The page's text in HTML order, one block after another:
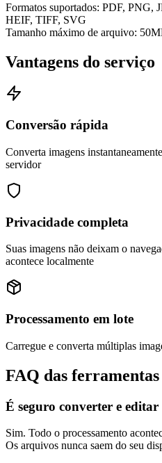
Formatos suportados: PDF, PNG,
HEIF, TIFF, SVG
Tamanho máximo de arquivo:
Vantagens do serviço
Conversão rápida
Converta imagens
servidor
Privacidade completa
Suas imagens não deixam o
acontece localmente
Processamento em lote
Carregue e converta múltiplas
FAQ das ferramentas
É seguro converter e
Sim. Todo o processamento
Os arquivos nunca saem do seu